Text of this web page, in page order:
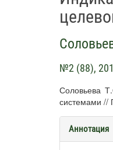
№2 (88),
Соловьева
системами //
Аннотация